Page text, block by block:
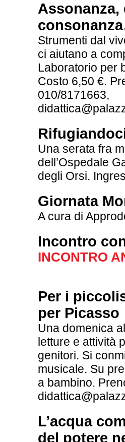
Assonanza,
Strumenti dal
ci aiutano a
Laboratorio per
Costo 6,50 €.
010/8171663,
Una serata fra
dell’Ospedale
degli Orsi.
Giornata
A cura di
Incontro
INCONTRO
Per i
per Picasso
Una domenica
letture e attività
genitori. Si
musicale. Su
a bambino.
L’acqua
del potere